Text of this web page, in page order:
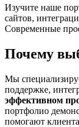
Изучите наше
сайтов,
Современные
Почему
Мы
поддержке,
эффективном
портфолио
помогают